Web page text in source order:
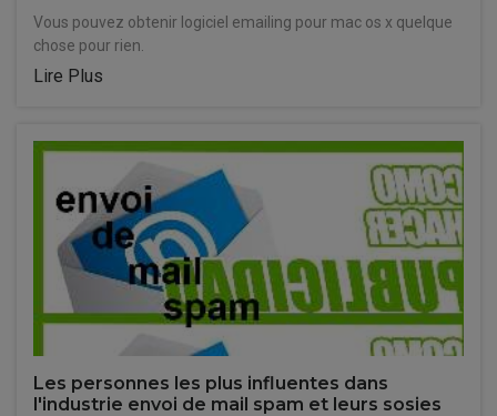
Vous pouvez obtenir logiciel emailing pour mac os x quelque
chose pour rien.
Lire Plus
Les personnes les plus influentes dans
l'industrie envoi de mail spam et leurs sosies